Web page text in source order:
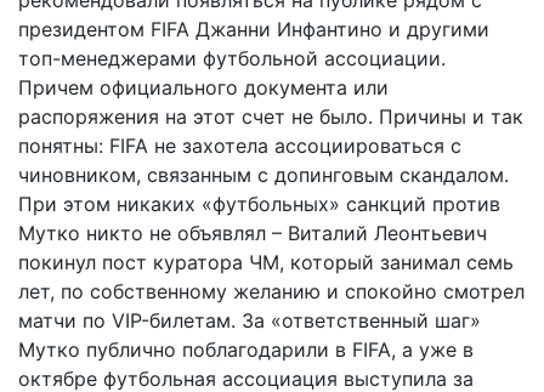
президентом FIFA Джанни Инфантино и другими
топ-менеджерами футбольной ассоциации.
Причем официального документа или
распоряжения на этот счет не было. Причины и так
понятны: FIFA не захотела ассоциироваться с
чиновником, связанным с допинговым скандалом.
При этом никаких «футбольных» санкций против
Мутко никто не объявлял – Виталий Леонтьевич
покинул пост куратора ЧМ, который занимал семь
лет, по собственному желанию и спокойно смотрел
матчи по VIP-билетам. За «ответственный шаг»
Мутко публично поблагодарили в FIFA, а уже в
октябре футбольная ассоциация выступила за